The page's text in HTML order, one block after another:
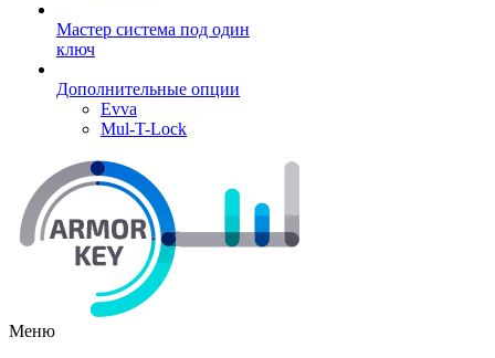
Мастер система под один
ключ
Дополнительные опции
Evva
Mul-T-Lock
Меню